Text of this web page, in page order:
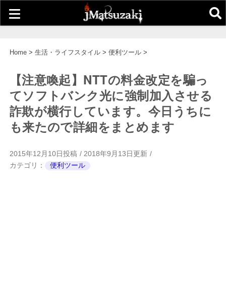
Home> 生活・ライフスタイル> 便利ツール>
【注意喚起】NTTの料金改定を騙っ
てソフトバンク光に強制加入させる
詐欺が横行しています。今日うちに
も来たので詳細をまとめます
2015年12月10日投稿
2018年9月13日更新
カテゴリ：
便利ツール